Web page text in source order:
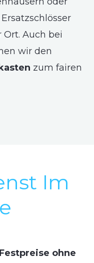
Auch bei
wir den
zum fairen
Im
ohne